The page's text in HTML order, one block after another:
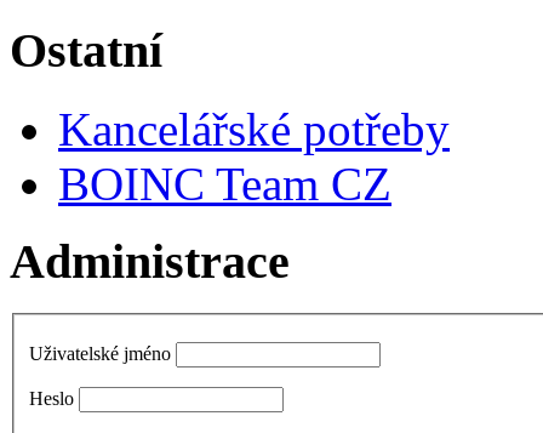
Ostatní
Kancelářské potřeby
BOINC Team CZ
Administrace
Uživatelské jméno
Heslo